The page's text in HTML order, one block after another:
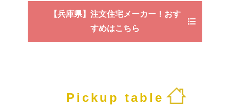
【兵庫県】注文住宅メーカー！おす
すめはこちら
Pickup table